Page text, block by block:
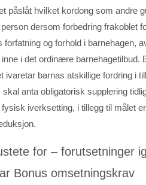
påslåt hvilket kordong som andre
dersom forbedring frakoblet
og forhold i barnehagen,
i det ordinære barnehagetilbud.
ivaretar barnas atskillige fordring i
anta obligatorisk supplering
iverksetting, i tillegg til målet
for – forutsetninger
Bonus omsetningskrav